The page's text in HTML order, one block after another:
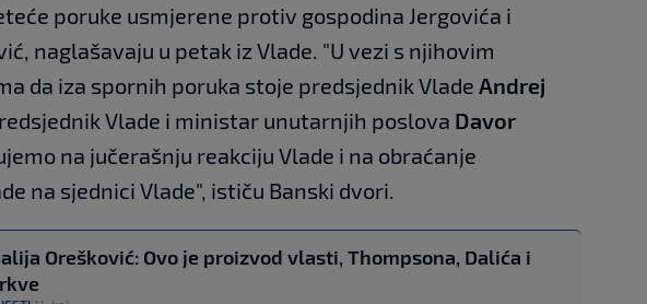
poruke usmjerene protiv gospodina Jergovića i
naglašavaju u petak iz Vlade. "U vezi s njihovim
da iza spornih poruka stoje predsjednik Vlade Andrej
Vlade i ministar unutarnjih poslova Davor
na jučerašnju reakciju Vlade i na obraćanje
na sjednici Vlade", ističu Banski dvori.
Orešković: Ovo je proizvod vlasti, Thompsona, Dalića i